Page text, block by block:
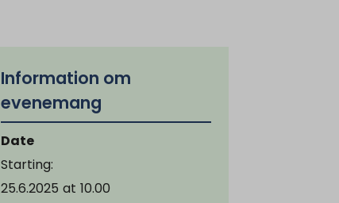
Information om
evenemang
Date
Starting:
25.6.2025 at 10.00